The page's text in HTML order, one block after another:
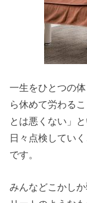
一生をひとつの
ら休めて労わる
とは悪くない」
日々点検してい
です。
みんなどこかし